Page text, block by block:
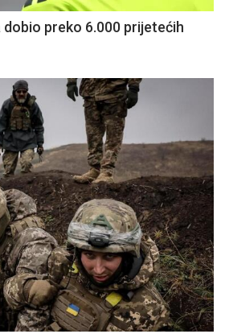
dobio preko 6.000 prijetećih